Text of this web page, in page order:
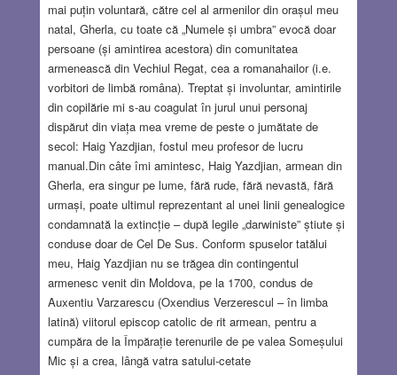
mai puțin voluntară, către cel al armenilor din orașul meu
natal, Gherla, cu toate că „Numele și umbra” evocă doar
persoane (și amintirea acestora) din comunitatea
armenească din Vechiul Regat, cea a romanahailor (i.e.
vorbitori de limbă româna). Treptat și involuntar, amintirile
din copilărie mi s-au coagulat în jurul unui personaj
dispărut din viața mea vreme de peste o jumătate de
secol: Haig Yazdjian, fostul meu profesor de lucru
manual.Din câte îmi amintesc, Haig Yazdjian, armean din
Gherla, era singur pe lume, fără rude, fără nevastă, fără
urmași, poate ultimul reprezentant al unei linii genealogice
condamnată la extincție – după legile „darwiniste” știute și
conduse doar de Cel De Sus. Conform spuselor tatălui
meu, Haig Yazdjian nu se trăgea din contingentul
armenesc venit din Moldova, pe la 1700, condus de
Auxentiu Varzarescu (Oxendius Verzerescul – în limba
latină) viitorul episcop catolic de rit armean, pentru a
cumpăra de la Împărație terenurile de pe valea Someșului
Mic și a crea, lângă vatra satului-cetate